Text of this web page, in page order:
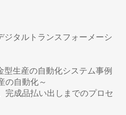
タルトランスフォーメーシ
生産の自動化システム事例
自動化～
品払い出しまでのプロセ